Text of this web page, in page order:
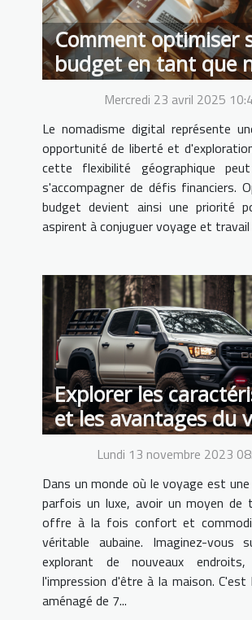
Comment optimiser
budget en tant que
digitalMercredi 23 avril 2025
Le nomadisme digital représente
opportunité de liberté et
cette flexibilité géographique
s'accompagner de défis financiers.
budget devient ainsi une priorité
aspirent à conjuguer voyage et travail
Explorer les
et les avantages du
places aménagé
Lundi 13 novembre 2023
Dans un monde où le voyage est
parfois un luxe, avoir un moyen de
offre à la fois confort et
véritable aubaine. Imaginez-vous
explorant de nouveaux
l'impression d'être à la maison. C'est
aménagé de 7...